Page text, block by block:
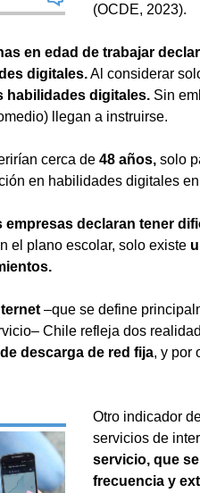
(OCDE, 2023).
en edad de trabajar
digitales.Al considerar
habilidades digitales. Sin
llegan a instruirse.
cerca de 48 años, solo
en habilidades digitales
empresas declaran tener
el plano escolar, solo existe
–que se define
Chile refleja dos
descarga de red fija, y por
Otro indicador
servicios de
servicio, que
frecuencia y